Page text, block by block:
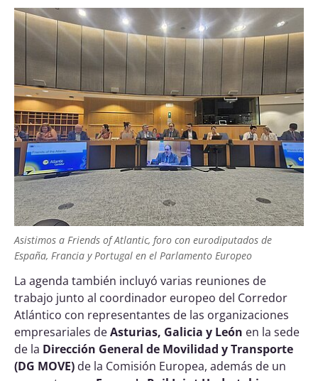
Asistimos a Friends of Atlantic, foro con eurodiputados de
España, Francia y Portugal en el Parlamento Europeo
La agenda también incluyó varias reuniones de
trabajo junto al coordinador europeo del Corredor
Atlántico con representantes de las organizaciones
empresariales deAsturias, Galicia y León en la sede
de la Dirección General de Movilidad y Transporte
(DG MOVE) de la Comisión Europea, además de un